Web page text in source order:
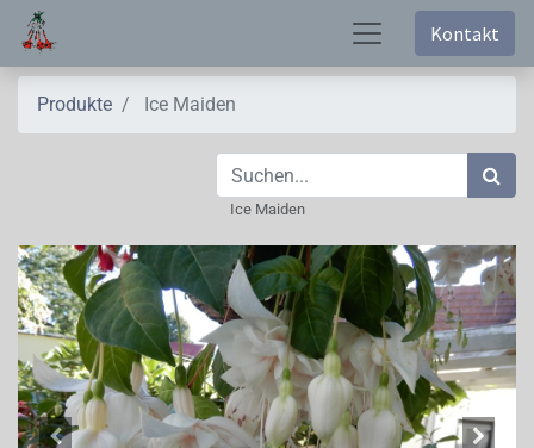
Kontakt
Produkte Ice Maiden
Ice Maiden